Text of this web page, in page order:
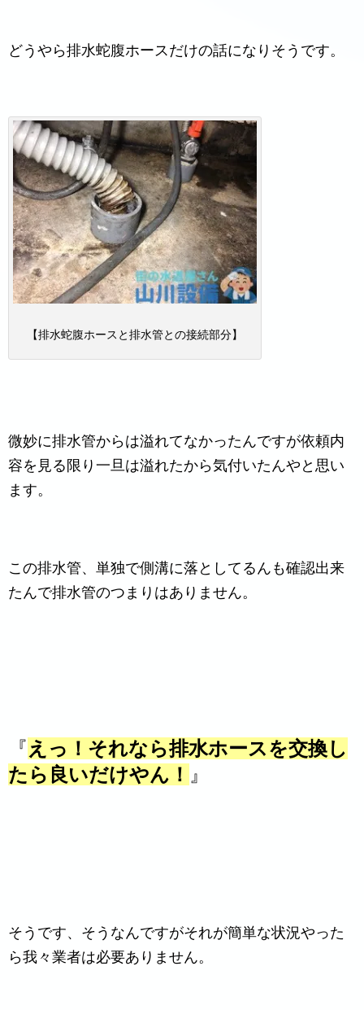
どうやら排水蛇腹ホースだけの話になりそうです。
【排水蛇腹ホースと排水管との接続部分】
微妙に排水管からは溢れてなかったんですが依頼内
容を見る限り一旦は溢れたから気付いたんやと思い
ます。
この排水管、単独で側溝に落としてるんも確認出来
たんで排水管のつまりはありません。
『 えっ！それなら排水ホースを交換し
たら良いだけやん ！ 』
そうです、そうなんですがそれが簡単な状況やった
ら我々業者は必要ありません。